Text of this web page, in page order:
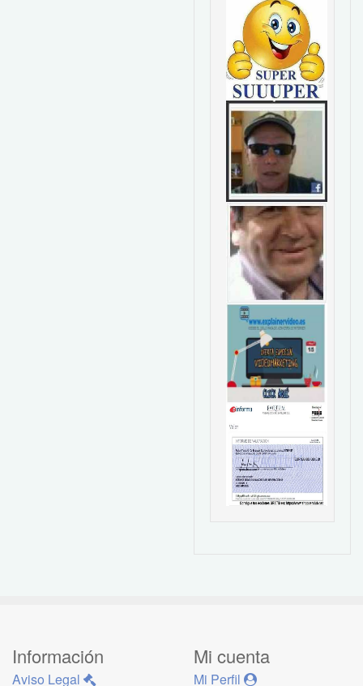
Información
Aviso Legal
Mi cuenta
Mi Perfil